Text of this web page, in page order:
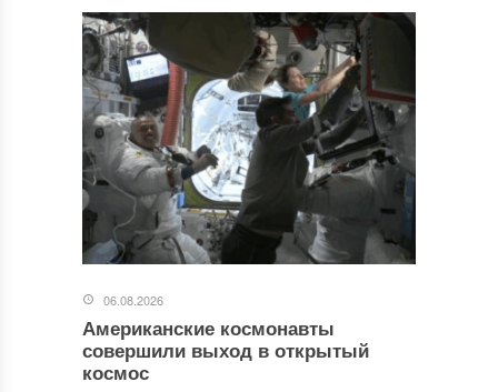
06.08.2026
Американские космонавты
совершили выход в открытый
космос